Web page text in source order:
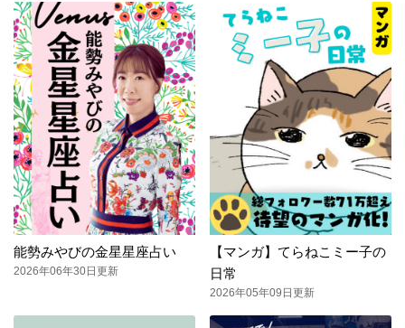
能勢みやびの金星星座占い
2026年06年30日更新
【マンガ】てらねこミー子の
日常
2026年05年09日更新